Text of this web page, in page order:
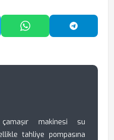
Paylaş
WhatsApp'ta Paylaş
makinesi su
tahliye pompasına